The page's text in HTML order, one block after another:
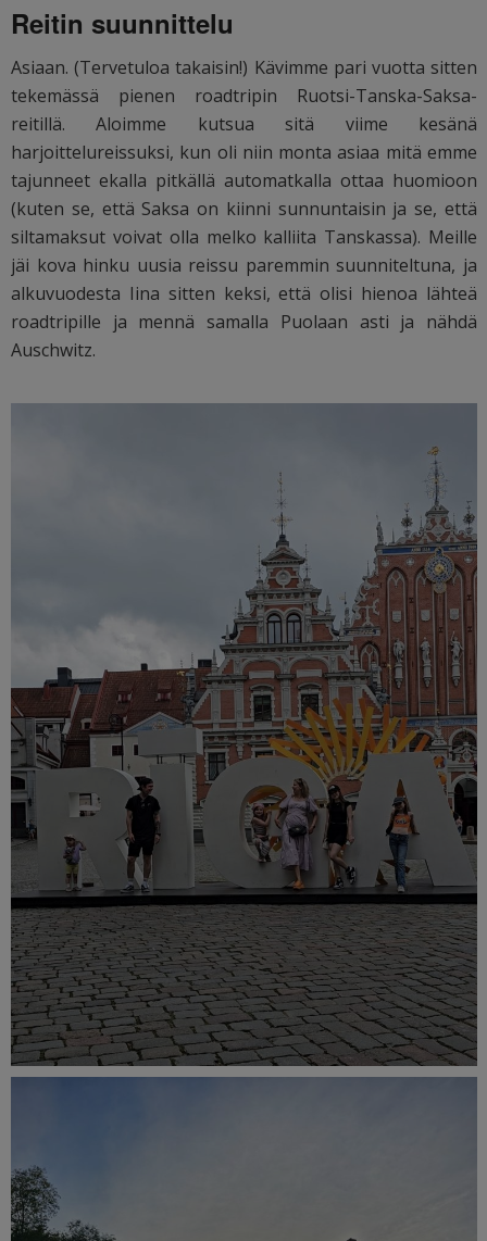
Reitin suunnittelu
Asiaan. (Tervetuloa takaisin!) Kävimme pari vuotta sitten
tekemässä pienen roadtripin Ruotsi-Tanska-Saksa-
reitillä. Aloimme kutsua sitä viime kesänä
harjoittelureissuksi, kun oli niin monta asiaa mitä emme
tajunneet ekalla pitkällä automatkalla ottaa huomioon
(kuten se, että Saksa on kiinni sunnuntaisin ja se, että
siltamaksut voivat olla melko kalliita Tanskassa). Meille
jäi kova hinku uusia reissu paremmin suunniteltuna, ja
alkuvuodesta Iina sitten keksi, että olisi hienoa lähteä
roadtripille ja mennä samalla Puolaan asti ja nähdä
Auschwitz.